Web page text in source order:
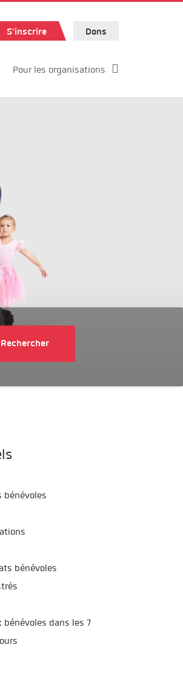
S'inscrire Dons
Pour les organisations
bénévoles
bénévoles
bénévoles dans les 7